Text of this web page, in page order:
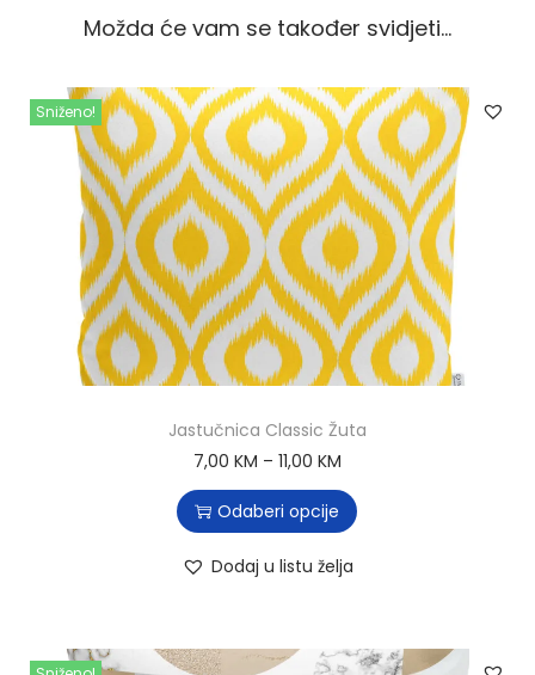
Možda će vam se također svidjeti…
Sniženo!
Jastučnica Classic Žuta
7,00 KM – 11,00 KM
Odaberi opcije
Dodaj u listu želja